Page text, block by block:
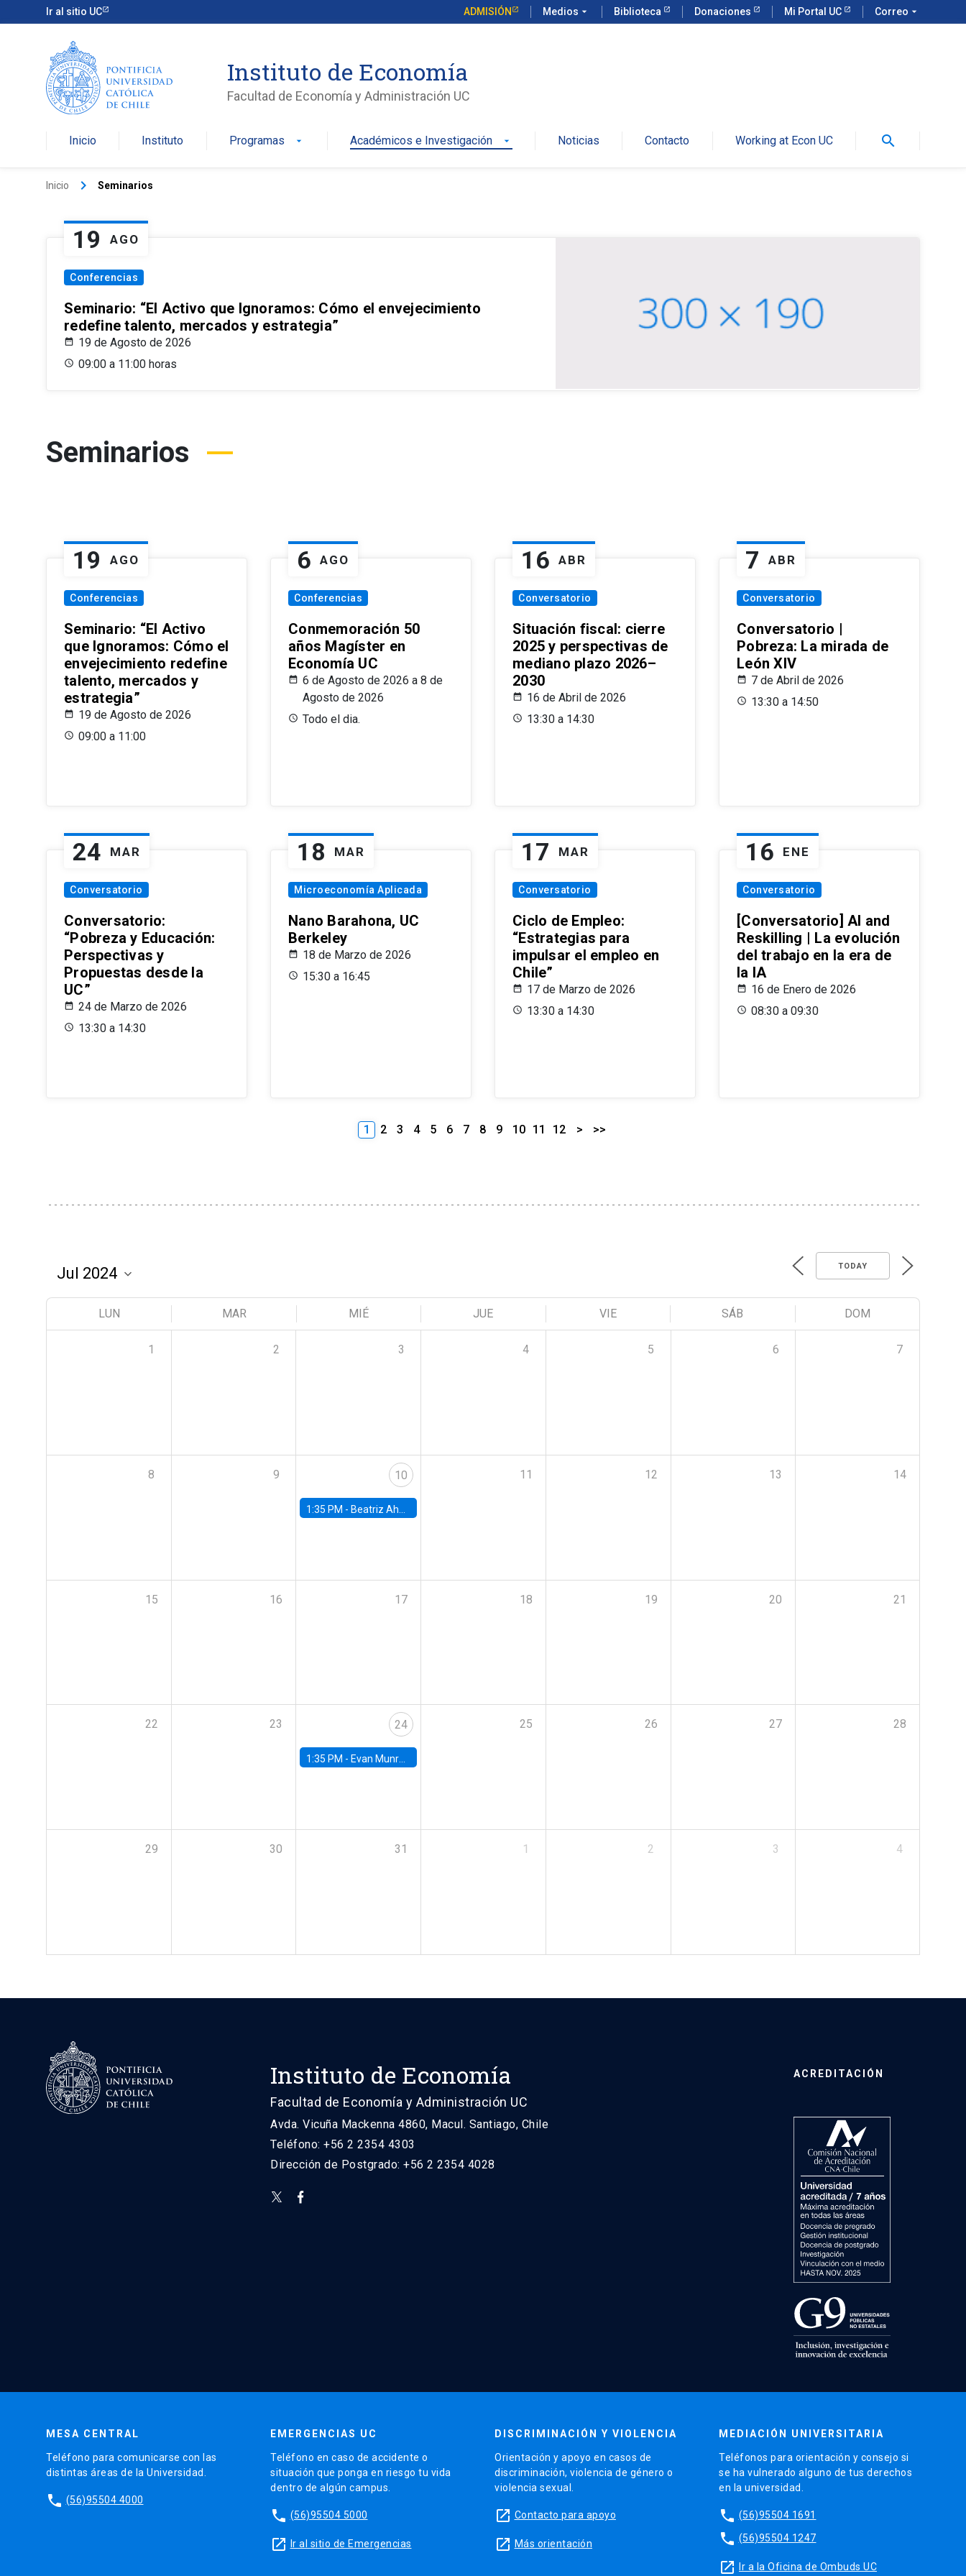
Ir al sitio UC ADMISIÓN Medios arrow_drop_down Biblioteca Donaciones Mi Portal UC Correo arrow_drop_down
Instituto de Economía
Facultad de Economía y Administración UC
Inicio Instituto Programas arrow_drop_down Académicos e Investigación arrow_drop_down Noticias Contacto Working at Econ UC search
Inicio keyboard_arrow_right Seminarios
19 AGO
Conferencias
Seminario: “El Activo que Ignoramos: Cómo el envejecimiento
redefine talento, mercados y estrategia”
19 de Agosto de 2026
09:00 a 11:00 horas
Seminarios
19 AGO
Conferencias
Seminario: “El Activo
que Ignoramos: Cómo el
envejecimiento redefine
talento, mercados y
estrategia”
19 de Agosto de 2026
09:00 a 11:00
6 AGO
Conferencias
Conmemoración 50
años Magíster en
Economía UC
6 de Agosto de 2026 a 8 de
Agosto de 2026
Todo el dia.
16 ABR
Conversatorio
Situación fiscal: cierre
2025 y perspectivas de
mediano plazo 2026–
2030
16 de Abril de 2026
13:30 a 14:30
7 ABR
Conversatorio
Conversatorio |
Pobreza: La mirada de
León XIV
7 de Abril de 2026
13:30 a 14:50
24 MAR
Conversatorio
Conversatorio:
“Pobreza y Educación:
Perspectivas y
Propuestas desde la
UC”
24 de Marzo de 2026
13:30 a 14:30
18 MAR
Microeconomía Aplicada
Nano Barahona, UC
Berkeley
18 de Marzo de 2026
15:30 a 16:45
17 MAR
Conversatorio
Ciclo de Empleo:
“Estrategias para
impulsar el empleo en
Chile”
17 de Marzo de 2026
13:30 a 14:30
16 ENE
Conversatorio
[Conversatorio] AI and
Reskilling | La evolución
del trabajo en la era de
la IA
16 de Enero de 2026
08:30 a 09:30
1 2 3 4 5 6 7 8 9 10 11 12 > >>
TODAY
LUN MAR MIÉ JUE VIE SÁB DOM
1 2 3 4 5 6 7
8 9 10
1:35 PM - Beatriz Ahumada, PhD candidate, Universidad de Pittsburgh
11 12 13 14
15 16 17 18 19 20 21
22 23 24
1:35 PM - Evan Munro, Neyman Visiting Assistant Professor in the Department of Statistics at UC Berkeley
25 26 27 28
29 30 31 1 2 3 4
Instituto de Economía
Facultad de Economía y Administración UC
Avda. Vicuña Mackenna 4860, Macul. Santiago, Chile
Teléfono: +56 2 2354 4303
Dirección de Postgrado: +56 2 2354 4028
ACREDITACIÓN
MESA CENTRAL
Teléfono para comunicarse con las
distintas áreas de la Universidad.
phone (56)95504 4000
EMERGENCIAS UC
Teléfono en caso de accidente o
situación que ponga en riesgo tu vida
dentro de algún campus.
phone (56)95504 5000
launch Ir al sitio de Emergencias
DISCRIMINACIÓN Y VIOLENCIA
Orientación y apoyo en casos de
discriminación, violencia de género o
violencia sexual.
launch Contacto para apoyo
launch Más orientación
MEDIACIÓN UNIVERSITARIA
Teléfonos para orientación y consejo si
se ha vulnerado alguno de tus derechos
en la universidad.
phone (56)95504 1691
phone (56)95504 1247
launch Ir a la Oficina de Ombuds UC